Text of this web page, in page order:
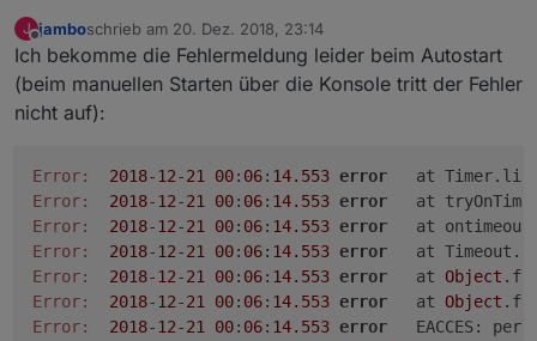
J
Offline
jamboschrieb am 20. Dez. 2018, 23:14
zuletzt editiert von
Ich bekomme die Fehlermeldung leider beim Autostart
(beim manuellen Starten über die Konsole tritt der Fehler
nicht auf):
Error: 2018-12-21 00: 06: 14.553 error
at
Error:
2018-12-21 00: 06: 14.553 error
at
Error:
2018-12-21 00: 06: 14.553 error
at
Error:
2018-12-21 00: 06: 14.553 error
at
Error:
2018-12-21 00: 06: 14.553 error
	at
Object
Error:
2018-12-21 00: 06: 14.553 error
	at
Object
Error:
2018-12-21 00: 06: 14.553 error
EACCES: